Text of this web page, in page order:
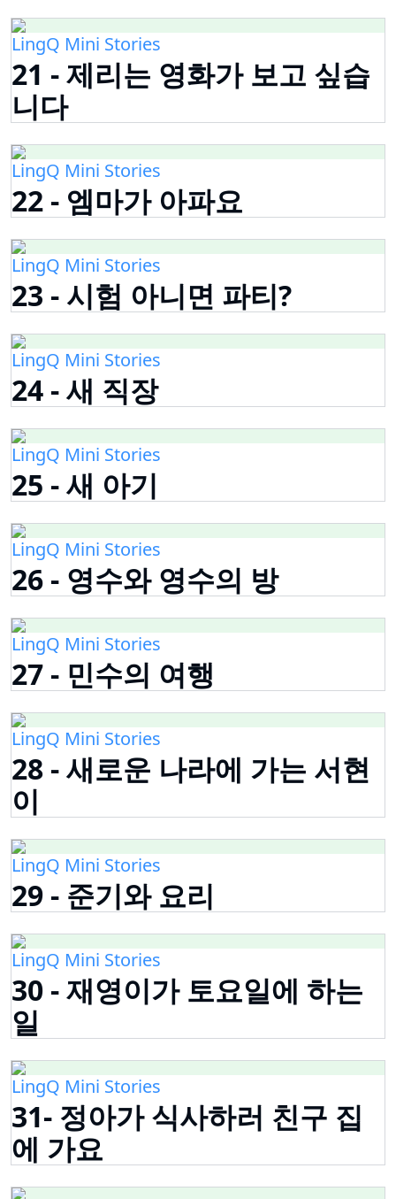
LingQ Mini Stories
21 - 제리는 영화가 보고 싶습
니다
LingQ Mini Stories
22 - 엠마가 아파요
LingQ Mini Stories
23 - 시험 아니면 파티?
LingQ Mini Stories
24 - 새 직장
LingQ Mini Stories
25 - 새 아기
LingQ Mini Stories
26 - 영수와 영수의 방
LingQ Mini Stories
27 - 민수의 여행
LingQ Mini Stories
28 - 새로운 나라에 가는 서현
이
LingQ Mini Stories
29 - 준기와 요리
LingQ Mini Stories
30 - 재영이가 토요일에 하는
일
LingQ Mini Stories
31- 정아가 식사하러 친구 집
에 가요